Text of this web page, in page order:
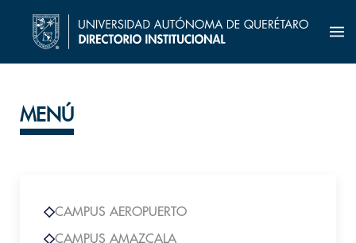
MENÚ
CAMPUS AEROPUERTO
CAMPUS AMAZCALA